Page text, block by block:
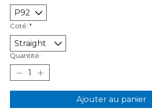
Coté: *
Quantité :
Ajouter au panier